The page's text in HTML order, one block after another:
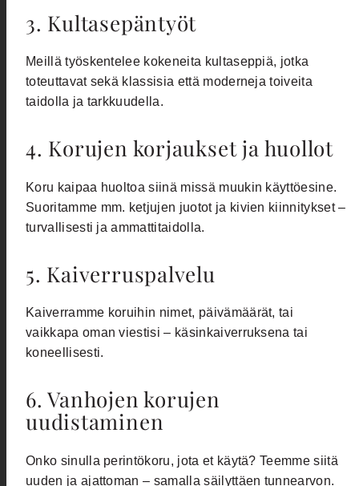
3. Kultasepäntyöt
Meillä työskentelee kokeneita kultaseppiä, jotka
toteuttavat sekä klassisia että moderneja toiveita
taidolla ja tarkkuudella.
4. Korujen korjaukset ja huollot
Koru kaipaa huoltoa siinä missä muukin käyttöesine.
Suoritamme mm. ketjujen juotot ja kivien kiinnitykset –
turvallisesti ja ammattitaidolla.
5. Kaiverruspalvelu
Kaiverramme koruihin nimet, päivämäärät, tai
vaikkapa oman viestisi – käsinkaiverruksena tai
koneellisesti.
6. Vanhojen korujen
uudistaminen
Onko sinulla perintökoru, jota et käytä? Teemme siitä
uuden ja ajattoman – samalla säilyttäen tunnearvon.